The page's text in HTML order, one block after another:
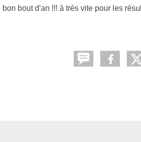
bout d'an !!! à très vite pour les